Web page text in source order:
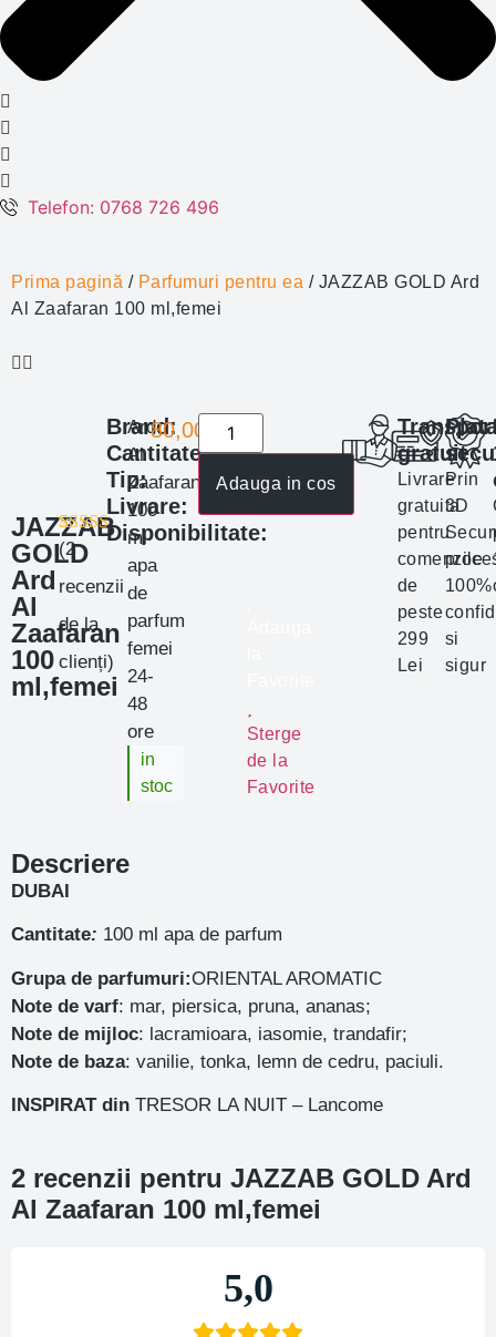
Telefon: 0768 726 496
Prima pagină / Parfumuri pentru ea / JAZZAB GOLD Ard
Al Zaafaran 100 ml,femei
JAZZAB
GOLD
Ard
Al
Zaafaran
100
ml,femei
Evaluat la
5.00
din 5 pe
baza a
2
evaluări de la
clienți
(2
recenzii
de la
clienți)
Brand:
Cantitate:
Tip:
Livrare:
Disponibilitate:
Ard
Al
Zaafaran
100
ml
apa
de
parfum
femei
24-
48
ore
in
stoc
80,00 lei
Adauga in cos
Sterge
de la
Favorite
gratuit
Livrare
gratuita
pentru
comenzile
de
peste
299
Lei
Prin
3D
100%
si
sigur
Descriere
DUBAI
Cantitate: 100 ml apa de parfum
Grupa de parfumuri:ORIENTAL AROMATIC
Note de varf: mar, piersica, pruna, ananas;
Note de mijloc: lacramioara, iasomie, trandafir;
Note de baza: vanilie, tonka, lemn de cedru, paciuli.
INSPIRAT din TRESOR LA NUIT – Lancome
2 recenzii pentru JAZZAB GOLD Ard
Al Zaafaran 100 ml,femei
5,0